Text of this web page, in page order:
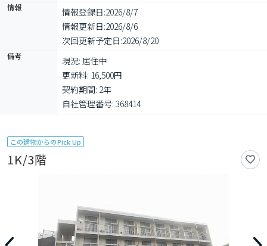
情報 情報登録日:2026/8/7
情報更新日:2026/8/6
次回更新予定日:2026/8/20
備考
現況: 居住中
更新料: 16,500円
契約期間: 2年
自社管理番号: 368414
この建物からのPick Up
1K/3階